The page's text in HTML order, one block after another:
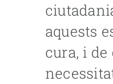
aquests
cura, i